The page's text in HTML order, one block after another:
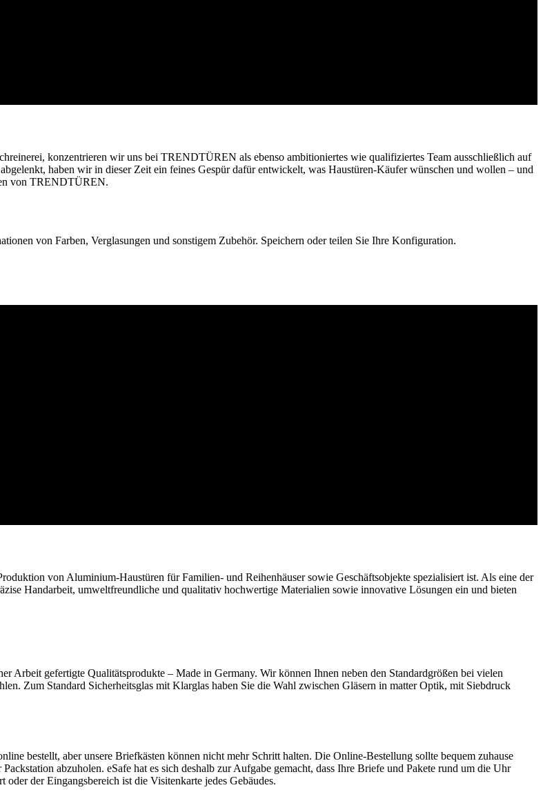
konzentrieren wir uns bei TRENDTÜREN als ebenso ambitioniertes wie qualifiziertes Team ausschließlich auf
haben wir in dieser Zeit ein feines Gespür dafür entwickelt, was Haustüren-Käufer wünschen und wollen – und
von TRENDTÜREN.
von Farben, Verglasungen und sonstigem Zubehör. Speichern oder teilen Sie Ihre Konfiguration.
von Aluminium-Haustüren für Familien- und Reihenhäuser sowie Geschäftsobjekte spezialisiert ist. Als eine der
Handarbeit, umweltfreundliche und qualitativ hochwertige Materialien sowie innovative Lösungen ein und bieten
Arbeit gefertigte Qualitätsprodukte – Made in Germany. Wir können Ihnen neben den Standardgrößen bei vielen
Zum Standard Sicherheitsglas mit Klarglas haben Sie die Wahl zwischen Gläsern in matter Optik, mit Siebdruck
bestellt, aber unsere Briefkästen können nicht mehr Schritt halten. Die Online-Bestellung sollte bequem zuhause
abzuholen. eSafe hat es sich deshalb zur Aufgabe gemacht, dass Ihre Briefe und Pakete rund um die Uhr
der Eingangsbereich ist die Visitenkarte jedes Gebäudes.